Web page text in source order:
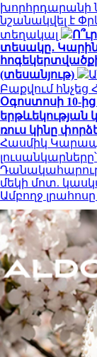
նշանակվել է
տեղակալ
տեսակը․
(տեսանյութ)
Բաքվում հնչեց
Օգոստոսի 10-
երթևեկության
ռուս կինը
Հասմիկ
մեկի մոտ.
Ամբողջ լրահոսը